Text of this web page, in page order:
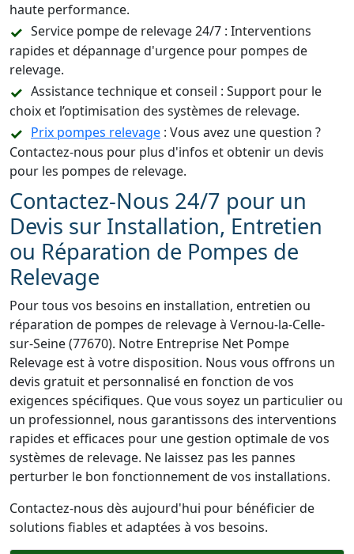
haute performance.
Service pompe de relevage 24/7 : Interventions
rapides et dépannage d'urgence pour pompes de
relevage.
Assistance technique et conseil : Support pour le
choix et l’optimisation des systèmes de relevage.
Prix pompes relevage : Vous avez une question ?
Contactez-nous pour plus d'infos et obtenir un devis
pour les pompes de relevage.
Contactez-Nous 24/7 pour un
Devis sur Installation, Entretien
ou Réparation de Pompes de
Relevage
Pour tous vos besoins en installation, entretien ou
réparation de pompes de relevage à Vernou-la-Celle-
sur-Seine (77670). Notre Entreprise Net Pompe
Relevage est à votre disposition. Nous vous offrons un
devis gratuit et personnalisé en fonction de vos
exigences spécifiques. Que vous soyez un particulier ou
un professionnel, nous garantissons des interventions
rapides et efficaces pour une gestion optimale de vos
systèmes de relevage. Ne laissez pas les pannes
perturber le bon fonctionnement de vos installations.
Contactez-nous dès aujourd'hui pour bénéficier de
solutions fiables et adaptées à vos besoins.